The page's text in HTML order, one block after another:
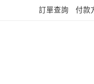
訂單查詢 付款